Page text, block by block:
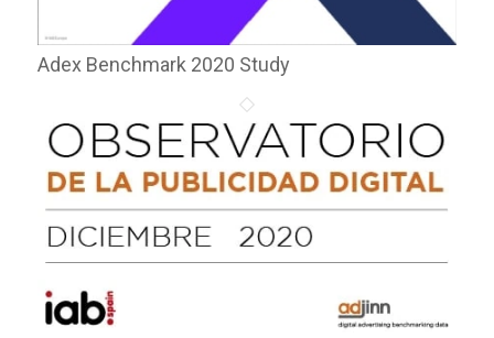
Adex Benchmark 2020 Study